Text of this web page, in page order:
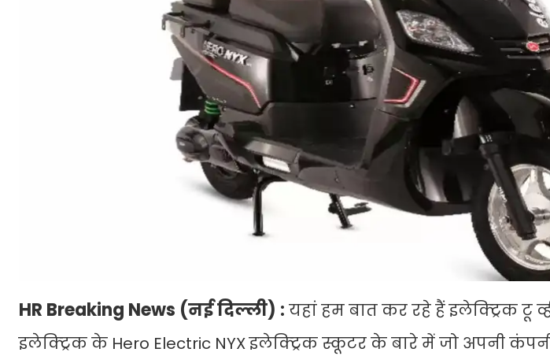
HR Breaking News (नई दिल्ली) : यहां हम बात कर रहे हैं इलेक्ट्रिक टू
इलेक्ट्रिक के Hero Electric NYX इलेक्ट्रिक स्कूटर के बारे में जो अपनी